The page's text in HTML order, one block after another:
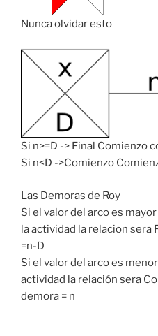
Nunca olvidar esto
Si n>=D -> Final Comienzo
Si n<D ->Comienzo
Las Demoras de Roy
Si el valor del arco es
la actividad la relacion sera
=n-D
Si el valor del arco es
actividad la relación sera
demora = n